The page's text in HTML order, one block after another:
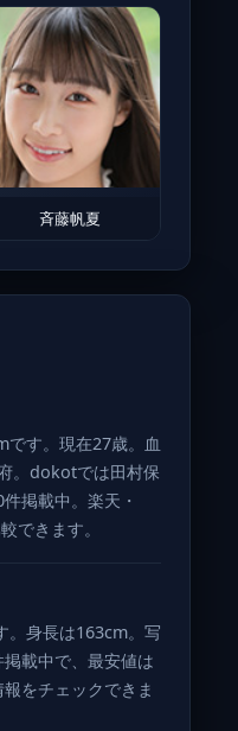
斉藤帆夏
です。現在27歳。血
。dokotでは田村保
掲載中。楽天・
できます。
。身長は163cm。写
載中で、最安値は
をチェックできま